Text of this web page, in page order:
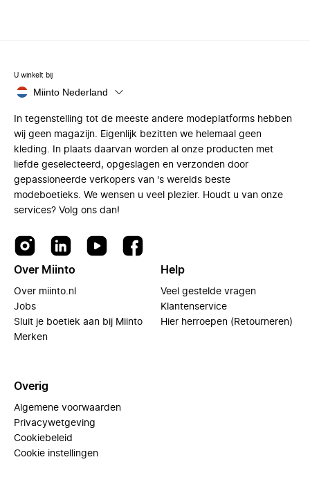
U winkelt bij
Miinto Nederland
In tegenstelling tot de meeste andere modeplatforms hebben
wij geen magazijn. Eigenlijk bezitten we helemaal geen
kleding. In plaats daarvan worden al onze producten met
liefde geselecteerd, opgeslagen en verzonden door
gepassioneerde verkopers van 's werelds beste
modeboetieks. We wensen u veel plezier. Houdt u van onze
services? Volg ons dan!
Over Miinto
Over miinto.nl
Jobs
Sluit je boetiek aan bij Miinto
Merken
Help
Veel gestelde vragen
Klantenservice
Hier herroepen (Retourneren)
Overig
Algemene voorwaarden
Privacywetgeving
Cookiebeleid
Cookie instellingen